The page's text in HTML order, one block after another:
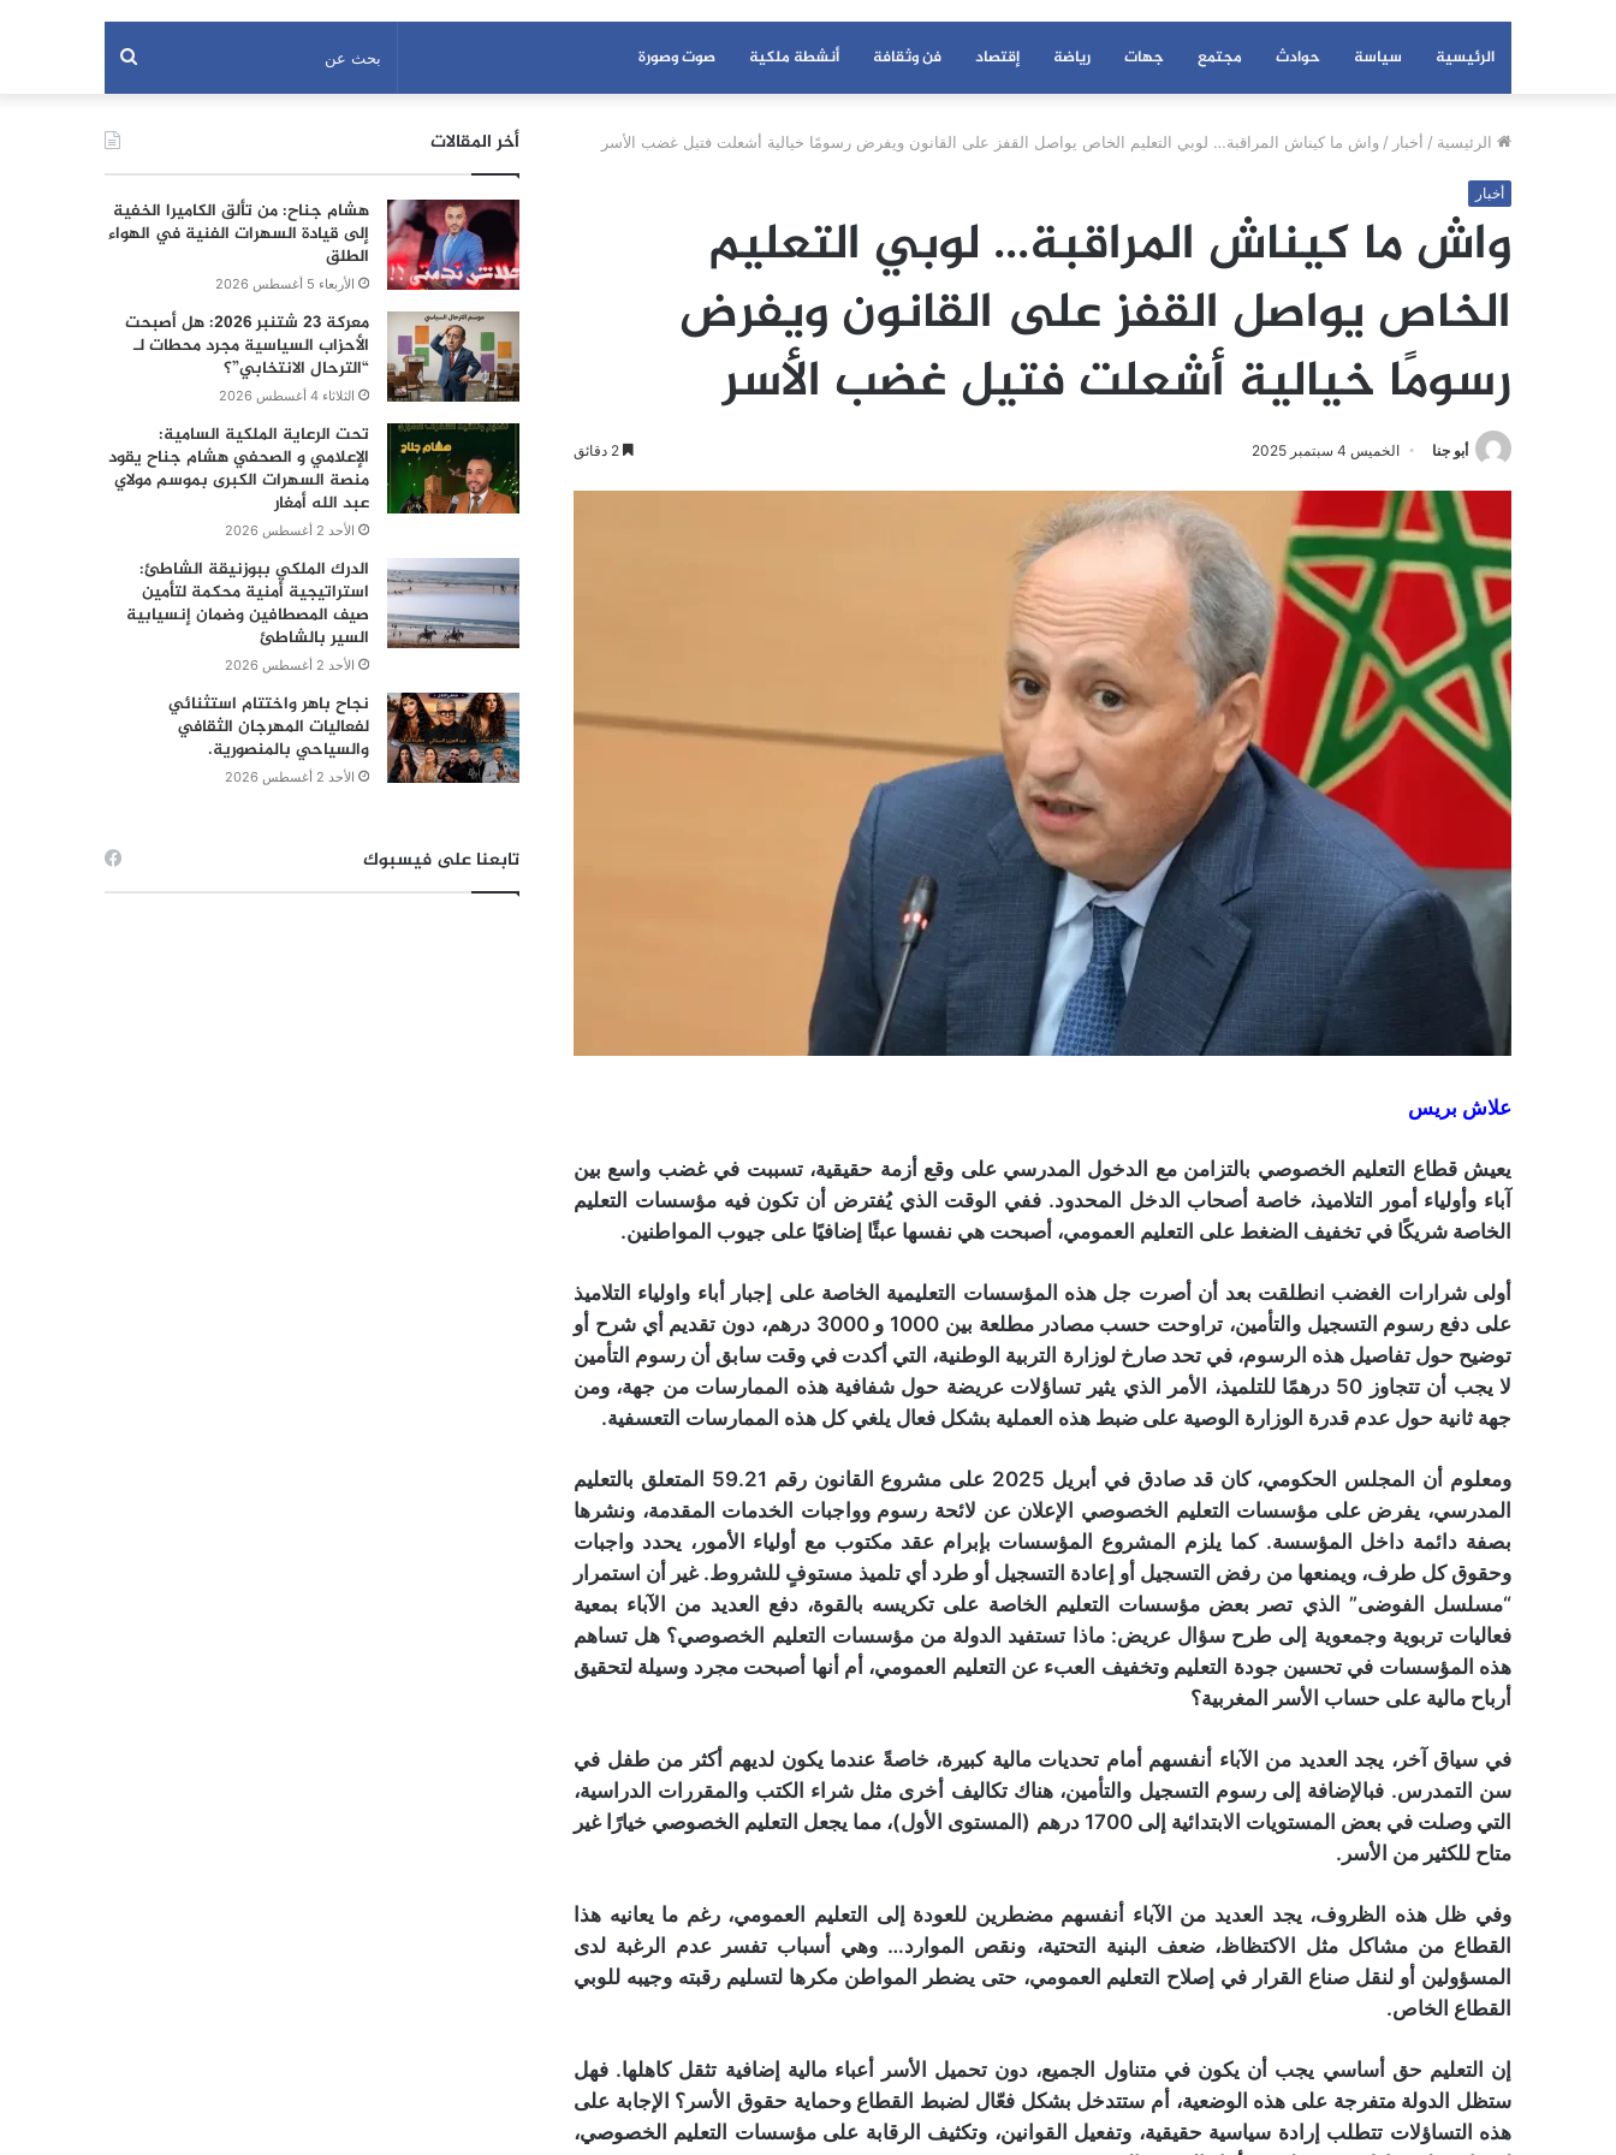
الرئيسية سياسة حوادث مجتمع جهات رياضة إقتصاد فن وثقافة أنشطة ملكية صوت وصورة بحث
عن
الرئيسية / أخبار / واش ما كيناش المراقبة… لوبي التعليم الخاص يواصل القفز على القانون ويفرض رسومًا خيالية أشعلت فتيل غضب الأسر
أخبار
واش ما كيناش المراقبة… لوبي التعليم
الخاص يواصل القفز على القانون ويفرض
رسومًا خيالية أشعلت فتيل غضب الأسر
أبو جنا الخميس 4 سبتمبر 2025
علاش بريس
يعيش قطاع التعليم الخصوصي بالتزامن مع الدخول المدرسي على وقع أزمة حقيقية، تسببت في غضب واسع بين
آباء وأولياء أمور التلاميذ، خاصة أصحاب الدخل المحدود. ففي الوقت الذي يُفترض أن تكون فيه مؤسسات التعليم
الخاصة شريكًا في تخفيف الضغط على التعليم العمومي، أصبحت هي نفسها عبئًا إضافيًا على جيوب المواطنين.
أولى شرارات الغضب انطلقت بعد أن أصرت جل هذه المؤسسات التعليمية الخاصة على إجبار أباء واولياء التلاميذ
على دفع رسوم التسجيل والتأمين، تراوحت حسب مصادر مطلعة بين 1000 و 3000 درهم، دون تقديم أي شرح أو
توضيح حول تفاصيل هذه الرسوم، في تحد صارخ لوزارة التربية الوطنية، التي أكدت في وقت سابق أن رسوم التأمين
لا يجب أن تتجاوز 50 درهمًا للتلميذ، الأمر الذي يثير تساؤلات عريضة حول شفافية هذه الممارسات من جهة، ومن
جهة ثانية حول عدم قدرة الوزارة الوصية على ضبط هذه العملية بشكل فعال يلغي كل هذه الممارسات التعسفية.
ومعلوم أن المجلس الحكومي، كان قد صادق في أبريل 2025 على مشروع القانون رقم 59.21 المتعلق بالتعليم
المدرسي، يفرض على مؤسسات التعليم الخصوصي الإعلان عن لائحة رسوم وواجبات الخدمات المقدمة، ونشرها
بصفة دائمة داخل المؤسسة. كما يلزم المشروع المؤسسات بإبرام عقد مكتوب مع أولياء الأمور، يحدد واجبات
وحقوق كل طرف، ويمنعها من رفض التسجيل أو إعادة التسجيل أو طرد أي تلميذ مستوفٍ للشروط. غير أن استمرار
“مسلسل الفوضى” الذي تصر بعض مؤسسات التعليم الخاصة على تكريسه بالقوة، دفع العديد من الآباء بمعية
فعاليات تربوية وجمعوية إلى طرح سؤال عريض: ماذا تستفيد الدولة من مؤسسات التعليم الخصوصي؟ هل تساهم
هذه المؤسسات في تحسين جودة التعليم وتخفيف العبء عن التعليم العمومي، أم أنها أصبحت مجرد وسيلة لتحقيق
أرباح مالية على حساب الأسر المغربية؟
في سياق آخر، يجد العديد من الآباء أنفسهم أمام تحديات مالية كبيرة، خاصةً عندما يكون لديهم أكثر من طفل في
سن التمدرس. فبالإضافة إلى رسوم التسجيل والتأمين، هناك تكاليف أخرى مثل شراء الكتب والمقررات الدراسية،
التي وصلت في بعض المستويات الابتدائية إلى 1700 درهم (المستوى الأول)، مما يجعل التعليم الخصوصي خيارًا غير
متاح للكثير من الأسر.
وفي ظل هذه الظروف، يجد العديد من الآباء أنفسهم مضطرين للعودة إلى التعليم العمومي، رغم ما يعانيه هذا
القطاع من مشاكل مثل الاكتظاظ، ضعف البنية التحتية، ونقص الموارد… وهي أسباب تفسر عدم الرغبة لدى
المسؤولين أو لنقل صناع القرار في إصلاح التعليم العمومي، حتى يضطر المواطن مكرها لتسليم رقبته وجيبه للوبي
القطاع الخاص.
إن التعليم حق أساسي يجب أن يكون في متناول الجميع، دون تحميل الأسر أعباء مالية إضافية تثقل كاهلها. فهل
ستظل الدولة متفرجة على هذه الوضعية، أم ستتدخل بشكل فعّال لضبط القطاع وحماية حقوق الأسر؟ الإجابة على
هذه التساؤلات تتطلب إرادة سياسية حقيقية، وتفعيل القوانين، وتكثيف الرقابة على مؤسسات التعليم الخصوصي،
أخر المقالات
هشام جناح: من تألق الكاميرا الخفية
إلى قيادة السهرات الفنية في الهواء
الطلق
الأربعاء 5 أغسطس 2026
معركة 23 شتنبر 2026: هل أصبحت
الأحزاب السياسية مجرد محطات لـ
“الترحال الانتخابي”؟
الثلاثاء 4 أغسطس 2026
تحت الرعاية الملكية السامية:
الإعلامي و الصحفي هشام جناح يقود
منصة السهرات الكبرى بموسم مولاي
عبد الله أمغار
الأحد 2 أغسطس 2026
الدرك الملكي ببوزنيقة الشاطئ:
استراتيجية أمنية محكمة لتأمين
صيف المصطافين وضمان إنسيابية
السير بالشاطئ
الأحد 2 أغسطس 2026
نجاح باهر واختتام استثنائي
لفعاليات المهرجان الثقافي
والسياحي بالمنصورية.
الأحد 2 أغسطس 2026
تابعنا على فيسبوك